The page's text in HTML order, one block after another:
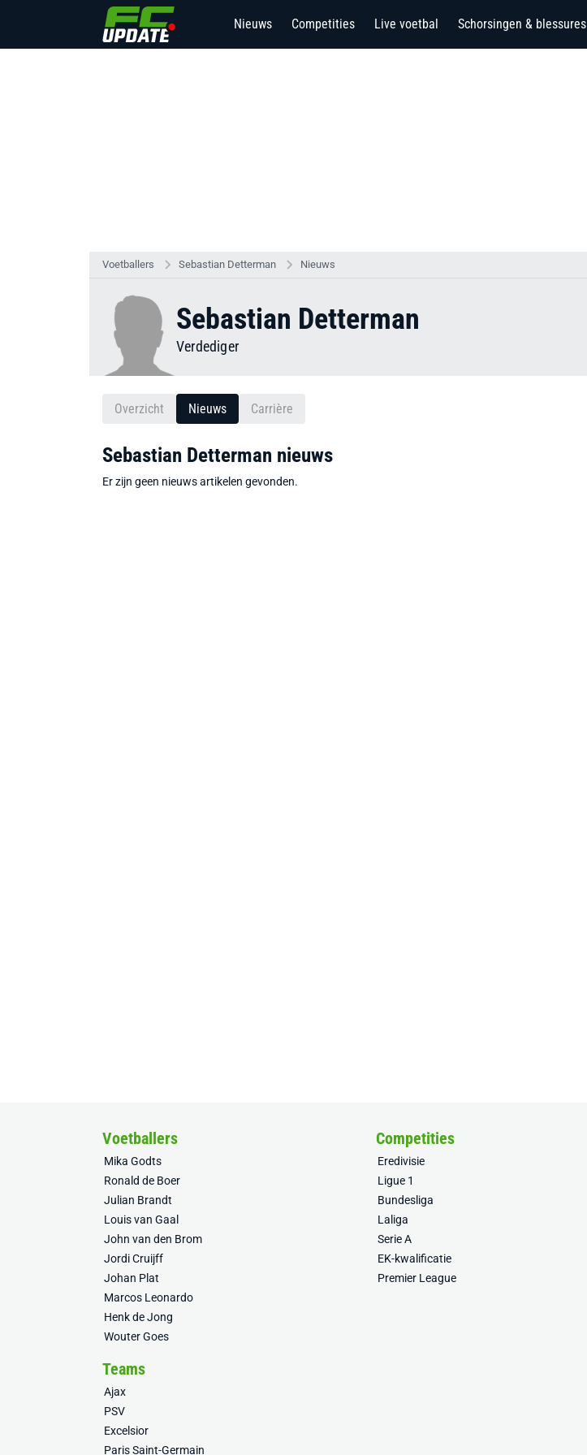
Nieuws Competities Live voetbal Schorsingen & blessures
Voetballers Sebastian Detterman Nieuws
Sebastian Detterman
Verdediger
Overzicht Nieuws Carrière
Sebastian Detterman nieuws
Er zijn geen nieuws artikelen gevonden.
Voetballers
Mika Godts
Ronald de Boer
Julian Brandt
Louis van Gaal
John van den Brom
Jordi Cruijff
Johan Plat
Marcos Leonardo
Henk de Jong
Wouter Goes
Competities
Eredivisie
Ligue 1
Bundesliga
Laliga
Serie A
EK-kwalificatie
Premier League
Teams
Ajax
PSV
Excelsior
Paris Saint-Germain